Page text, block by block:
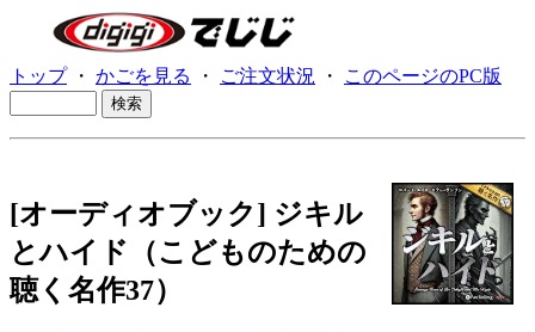
トップ・ かごを見る ・ ご注文状況 ・ このページのPC版
[オーディオブック] ジキル
とハイド（こどものための
聴く名作37）